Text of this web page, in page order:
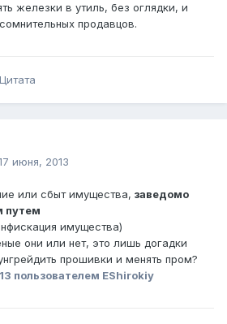
железки в утиль, без оглядки, и
продавцов.
Цитата
июня, 2013
или сбыт имущества, заведомо
путем
имущества)
они или нет, это лишь догадки
прошивки и менять пром?
пользователем EShirokiy